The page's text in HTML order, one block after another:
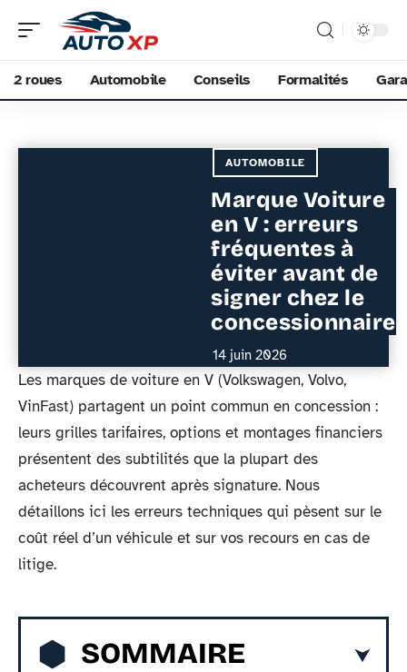
2 roues Automobile Conseils Formalités
AUTOMOBILE
Marque Voiture
en V : erreurs
fréquentes à
éviter avant de
signer chez le
concessionnaire
14 juin 2026
Les marques de voiture en V (Volkswagen, Volvo,
VinFast) partagent un point commun en concession :
leurs grilles tarifaires, options et montages financiers
présentent des subtilités que la plupart des
acheteurs découvrent après signature. Nous
détaillons ici les erreurs techniques qui pèsent sur le
coût réel d’un véhicule et sur vos recours en cas de
litige.
SOMMAIRE